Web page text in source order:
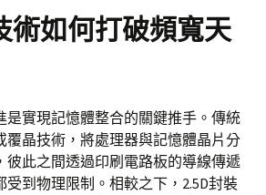
術如何打破頻寬天
是實現記憶體整合的關鍵推手。傳統
覆晶技術，將處理器與記憶體晶片分
彼此之間透過印刷電路板的導線傳遞
到物理限制。相較之下，2.5D封裝